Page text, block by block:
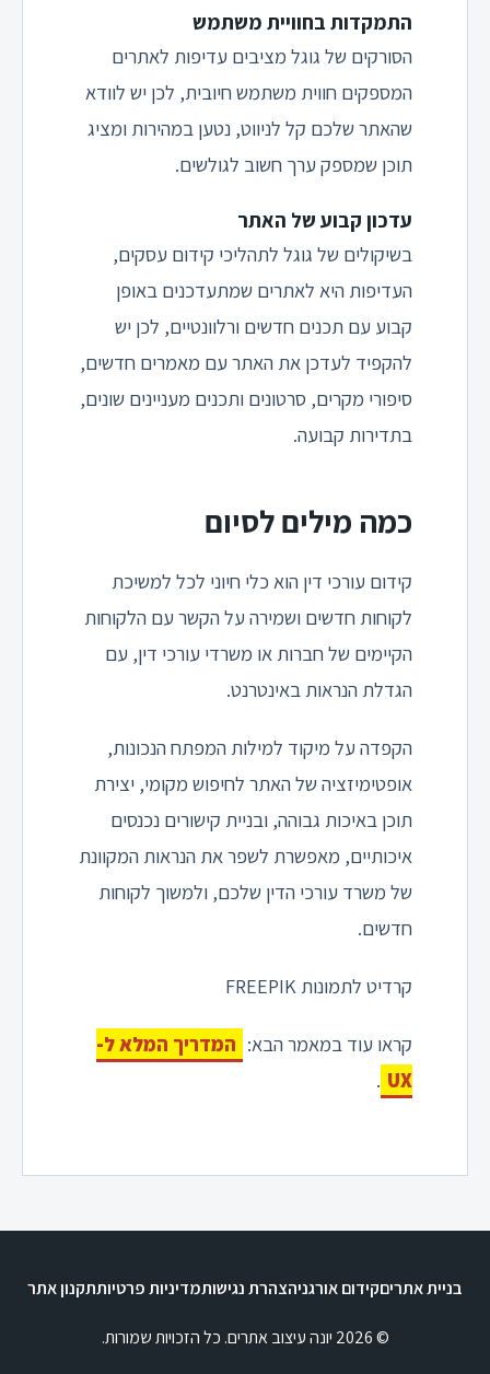
התמקדות בחוויית משתמש
הסורקים של גוגל מציבים עדיפות לאתרים
המספקים חווית משתמש חיובית, לכן יש לוודא
שהאתר שלכם קל לניווט, נטען במהירות ומציג
תוכן שמספק ערך חשוב לגולשים.
עדכון קבוע של האתר
בשיקולים של גוגל לתהליכי קידום עסקים,
העדיפות היא לאתרים שמתעדכנים באופן
קבוע עם תכנים חדשים ורלוונטיים, לכן יש
להקפיד לעדכן את האתר עם מאמרים חדשים,
סיפורי מקרים, סרטונים ותכנים מעניינים שונים,
בתדירות קבועה.
כמה מילים לסיום
קידום עורכי דין הוא כלי חיוני לכל למשיכת
לקוחות חדשים ושמירה על הקשר עם הלקוחות
הקיימים של חברות או משרדי עורכי דין, עם
הגדלת הנראות באינטרנט.
הקפדה על מיקוד למילות המפתח הנכונות,
אופטימיזציה של האתר לחיפוש מקומי, יצירת
תוכן באיכות גבוהה, ובניית קישורים נכנסים
איכותיים, מאפשרת לשפר את הנראות המקוונת
של משרד עורכי הדין שלכם, ולמשוך לקוחות
חדשים.
קרדיט לתמונות FREEPIK
קראו עוד במאמר הבא: המדריך המלא ל-
UX
.
בניית אתריםקידום אורגניהצהרת נגישותמדיניות פרטיותתקנון אתר
© 2026 יונה עיצוב אתרים. כל הזכויות שמורות.